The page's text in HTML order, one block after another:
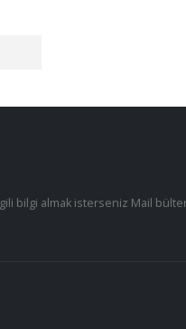
bilgi almak isterseniz Mail